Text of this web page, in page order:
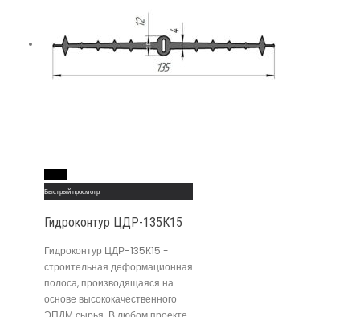
Быстрый просмотр
Гидроконтур ЦДР-135К15
Гидроконтур ЦДР-135К15 -
строительная деформационная
полоса, производящаяся на
основе высококачественного